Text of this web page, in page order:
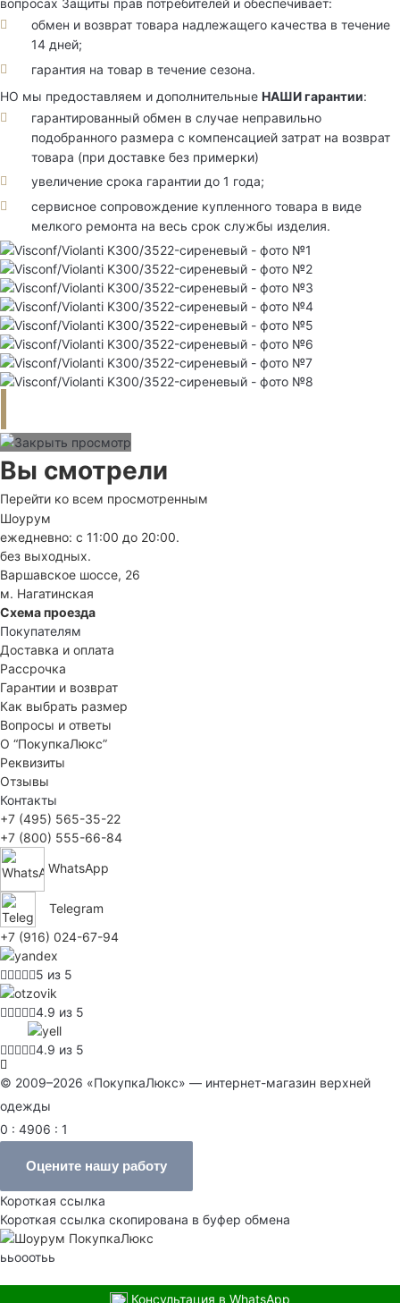
вопросах Защиты прав потребителей и обеспечивает:
обмен и возврат товара надлежащего качества в течение
14 дней;
гарантия на товар в течение сезона.
НО мы предоставляем и дополнительные НАШИ гарантии:
гарантированный обмен в случае неправильно
подобранного размера с компенсацией затрат на возврат
товара (при доставке без примерки)
увеличение срока гарантии до 1 года;
сервисное сопровождение купленного товара в виде
мелкого ремонта на весь срок службы изделия.
Вы смотрели
Перейти ко всем просмотренным
Шоурум
ежедневно: с 11:00 до 20:00.
без выходных.
Варшавское шоссе, 26
м. Нагатинская
Схема проезда
Покупателям
Доставка и оплата
Рассрочка
Гарантии и возврат
Как выбрать размер
Вопросы и ответы
О “ПокупкаЛюкс”
Реквизиты
Отзывы
Контакты
+7 (495) 565-35-22
+7 (800) 555-66-84
WhatsApp
Telegram
+7 (916) 024-67-94
5 из 5
4.9 из 5
4.9 из 5
© 2009–2026 «ПокупкаЛюкс» — интернет-магазин верхней
одежды
0 : 4906 : 1
Оцените нашу работу
Короткая ссылка
Короткая ссылка скопирована в буфер обмена
ььооотьь
Консультация в WhatsApp